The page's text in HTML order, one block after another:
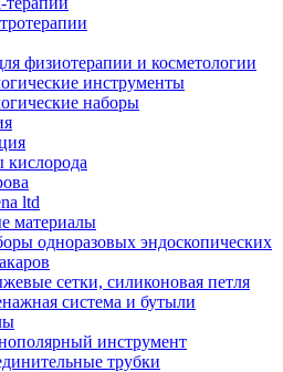
физиотерапии и косметологии
инструменты
наборы
кислорода
ltd
материалы
одноразовых эндоскопических
сетки, силиконовая петля
система и бутыли
инструмент
трубки